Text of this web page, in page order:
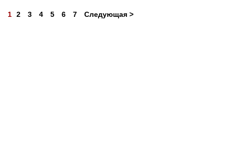
1 2 3 4 5 6 7 Следующая >